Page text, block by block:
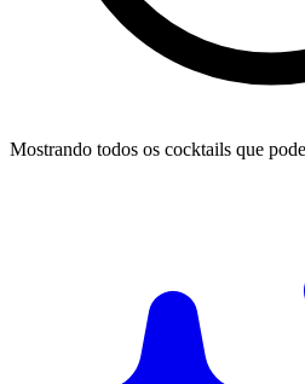
Mostrando todos os cocktails que